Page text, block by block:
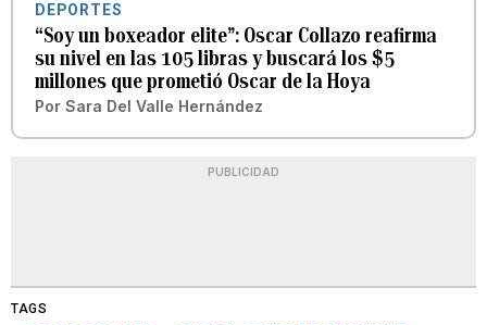
DEPORTES
“Soy un boxeador elite”: Oscar Collazo reafirma
su nivel en las 105 libras y buscará los $5
millones que prometió Oscar de la Hoya
Por Sara Del Valle Hernández
PUBLICIDAD
TAGS